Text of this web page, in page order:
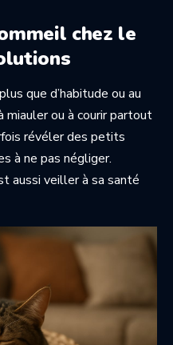
chez le
que d’habitude ou au
ou à courir partout
révéler des petits
à ne pas négliger.
aussi veiller à sa santé